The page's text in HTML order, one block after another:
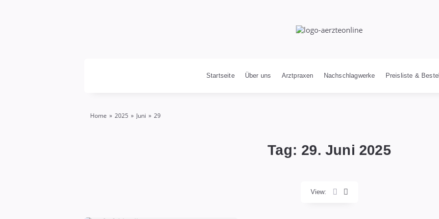
Startseite Über uns Arztpraxen Nachschlagwerke Preisliste &
Home » 2025 » Juni » 29
Tag: 29. Juni 2025
View: